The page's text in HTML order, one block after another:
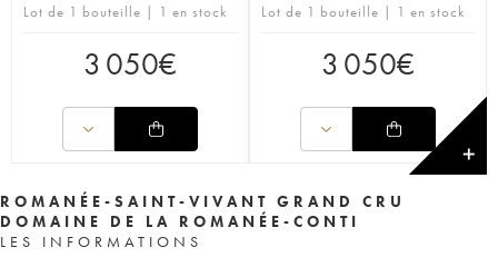
Lot de 1 bouteille | 1 en stock
3 050€
Lot de 1 bouteille | 1 en stock
3 050€
✕
ROMANÉE-SAINT-VIVANT GRAND CRU
DOMAINE DE LA ROMANÉE-CONTI
LES INFORMATIONS